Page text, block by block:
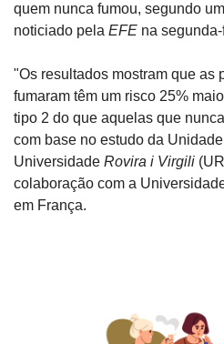
quem nunca fumou, segundo
noticiado pela EFE na
"Os resultados mostram que as
fumaram têm um risco 25%
tipo 2 do que aquelas que
com base no estudo da
Universidade Rovira i Virgili
colaboração com a
em França.